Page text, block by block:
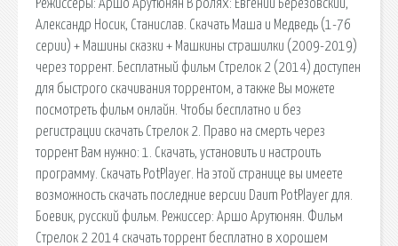
Режиссёры: Аршо Арутюнян В ролях: Евгений Березовский,
Александр Носик, Станислав. Скачать Маша и Медведь (1-76
серии) + Машины сказки + Машкины страшилки (2009-2019)
через торрент. Бесплатный фильм Стрелок 2 (2014) доступен
для быстрого скачивания торрентом, а также Вы можете
посмотреть фильм онлайн. Чтобы бесплатно и без
регистрации скачать Стрелок 2. Право на смерть через
торрент Вам нужно: 1. Скачать, установить и настроить
программу. Скачать PotPlayer. На этой странице вы имеете
возможность скачать последние версии Daum PotPlayer для.
Боевик, русский фильм. Режиссер: Аршо Арутюнян. Фильм
Стрелок 2 2014 скачать торрент бесплатно в хорошем